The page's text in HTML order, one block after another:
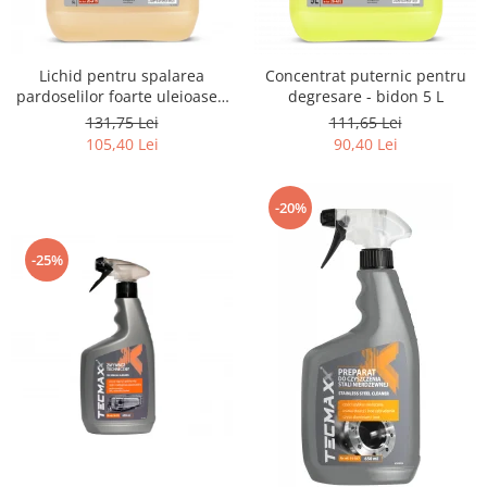
Aditivi si Tratamente
Curatare si degresare
Mentenanta si reparatii
Cosmetice intretinere auto
Odorizanti
Produse pentru iarna
Produse industriale
Curatare suprafete
Detectie fisuri
Acoperiri metalice
Lichid pentru spalarea
pardoselilor foarte uleioase -
bidon 5 L
131,75 Lei
105,40 Lei
Concentrat puternic pentru
degresare - bidon 5 L
111,65 Lei
90,40 Lei
-25%
-20%